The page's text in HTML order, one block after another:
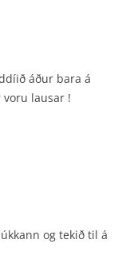
áður bara á
lausar !
og tekið til á